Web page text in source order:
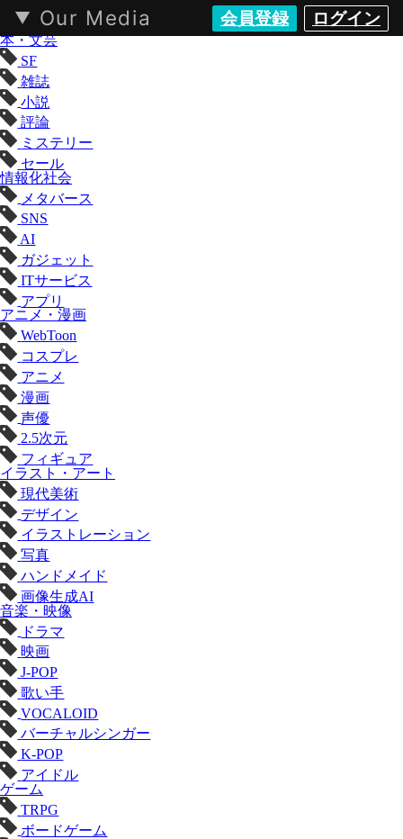
Our Media 会員登録 ログイン
KAI-YOU（カイユウ）- 世界と遊ぶポップカルチャーメディア
本・文芸
SF
雑誌
小説
評論
ミステリー
セール
情報化社会
メタバース
SNS
AI
ガジェット
ITサービス
アプリ
アニメ・漫画
WebToon
コスプレ
アニメ
漫画
声優
2.5次元
フィギュア
イラスト・アート
現代美術
デザイン
イラストレーション
写真
ハンドメイド
画像生成AI
音楽・映像
ドラマ
映画
J-POP
歌い手
VOCALOID
バーチャルシンガー
K-POP
アイドル
ゲーム
TRPG
ボードゲーム